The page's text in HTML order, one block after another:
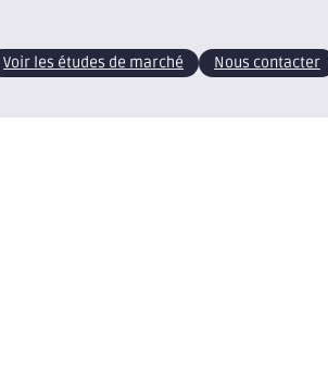
Voir les études de marché Nous contacter